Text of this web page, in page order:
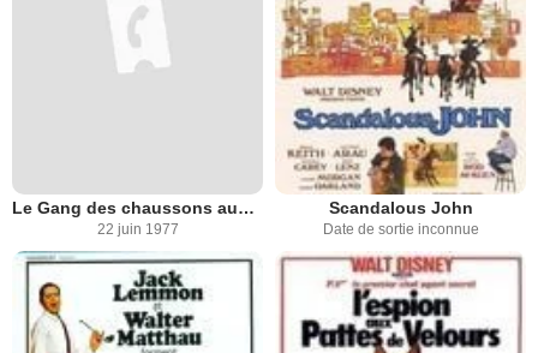
Le Gang des chaussons aux pommes
22 juin 1977
Scandalous John
Date de sortie inconnue